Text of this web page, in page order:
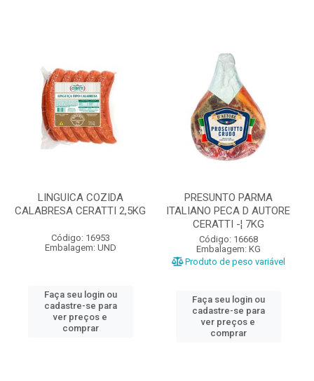
LINGUICA COZIDA
CALABRESA CERATTI 2,5KG
Código: 16953
Embalagem: UND
Faça seu login ou
cadastre-se para
ver preços e
comprar
PRESUNTO PARMA
ITALIANO PECA D AUTORE
CERATTI -¦ 7KG
Código: 16668
Embalagem: KG
Produto de peso variável
Faça seu login ou
cadastre-se para
ver preços e
comprar